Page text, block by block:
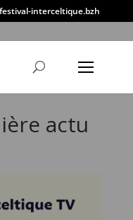
interceltique.bzh
actu